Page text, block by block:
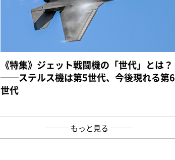
《特集》ジェット戦闘機の「世代」とは？
──ステルス機は第5世代、今後現れる第6
世代
もっと見る